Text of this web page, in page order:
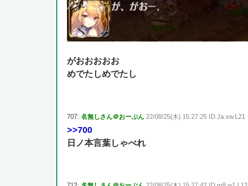
がおおおおお
めでたしめでたし
707: 名無しさん＠おーぷん 22/08/25(木) 15:27:25 ID:Ja.xw.L21
>>700
日ノ本言葉しゃべれ